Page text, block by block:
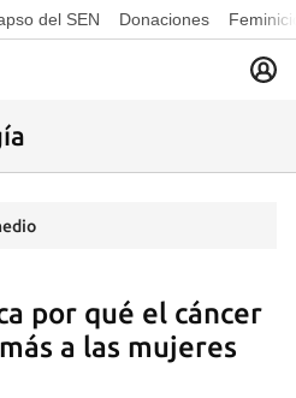
del SEN Donaciones
por qué el cáncer
a las mujeres